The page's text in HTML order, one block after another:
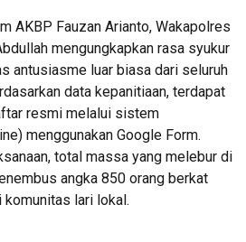
AKBP Fauzan Arianto, Wakapolres
mengungkapkan rasa syukur
antusiasme luar biasa dari seluruh
data kepanitiaan, terdapat
resmi melalui sistem
menggunakan Google Form.
total massa yang melebur di
angka 850 orang berkat
komunitas lari lokal.